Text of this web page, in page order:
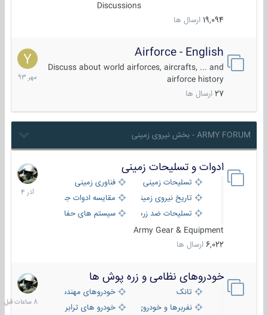
Discussions
19,094 ارسال ها
Airforce - English
Discuss about world airforces, aircrafts, ... and
airforce history
27 ارسال ها
15
مهر
1393
ARMY FORUM - بخش نیروی زمینی
ادوات و تسلیحات زمینی
تسلیحات زمینی
فناوری زمینی
تاریخ نیروی زمینی
مقایسه ادوات جنگی
تسلیحات ضد زره
سیستم های حفاظت فعال
Army Gear & Equipment
6,022 ارسال ها
21
آذر
1404
خودروهای نظامی و زره پوش ها
تانک
خودروهای مهندسی
نفربرها و خودروی های رزمی پیاده نظام
خودرو های ترابری نظامی
8
ساعات
قبل